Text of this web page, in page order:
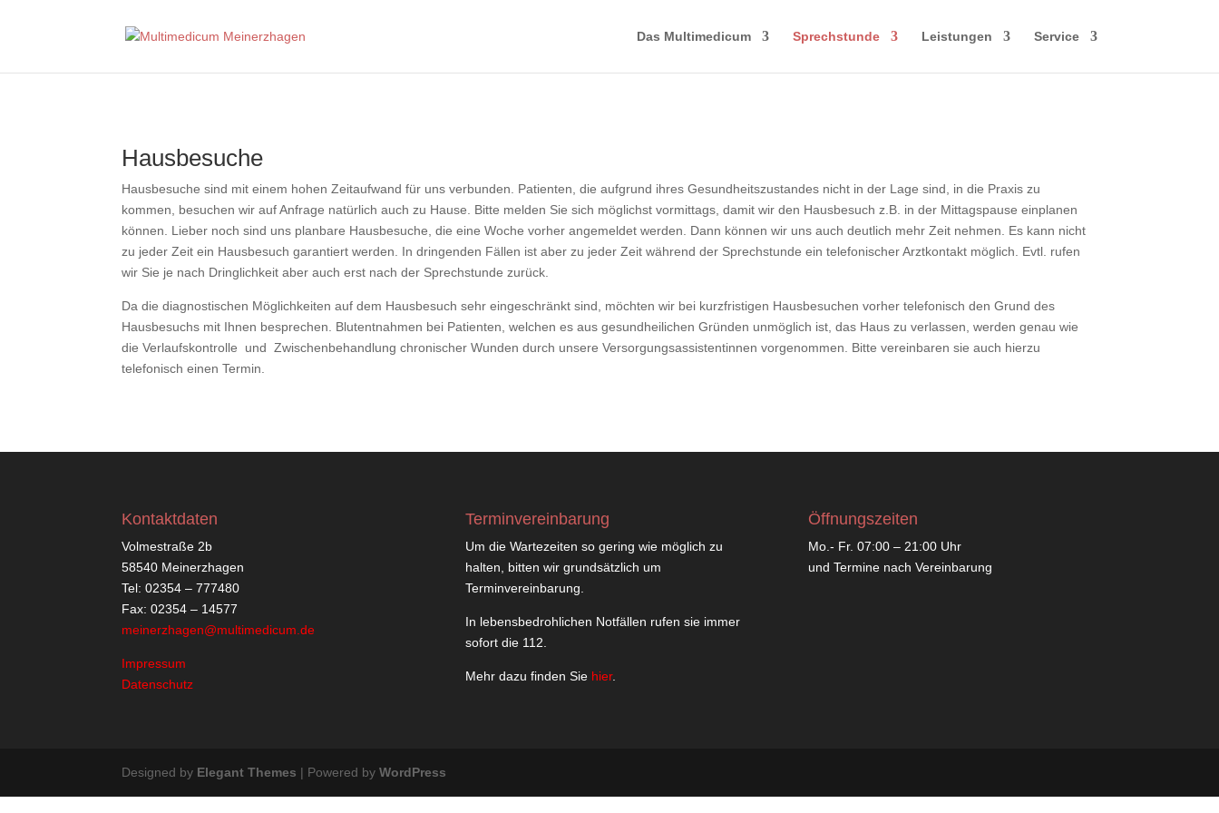
Das Multimedicum Sprechstunde Leistungen Service
Hausbesuche
Hausbesuche sind mit einem hohen Zeitaufwand für uns verbunden. Patienten, die aufgrund ihres Gesundheitszustandes nicht in der Lage sind, in die Praxis zu
kommen, besuchen wir auf Anfrage natürlich auch zu Hause. Bitte melden Sie sich möglichst vormittags, damit wir den Hausbesuch z.B. in der Mittagspause einplanen
können. Lieber noch sind uns planbare Hausbesuche, die eine Woche vorher angemeldet werden. Dann können wir uns auch deutlich mehr Zeit nehmen. Es kann nicht
zu jeder Zeit ein Hausbesuch garantiert werden. In dringenden Fällen ist aber zu jeder Zeit während der Sprechstunde ein telefonischer Arztkontakt möglich. Evtl. rufen
wir Sie je nach Dringlichkeit aber auch erst nach der Sprechstunde zurück.
Da die diagnostischen Möglichkeiten auf dem Hausbesuch sehr eingeschränkt sind, möchten wir bei kurzfristigen Hausbesuchen vorher telefonisch den Grund des
Hausbesuchs mit Ihnen besprechen. Blutentnahmen bei Patienten, welchen es aus gesundheilichen Gründen unmöglich ist, das Haus zu verlassen, werden genau wie
die Verlaufskontrolle und Zwischenbehandlung chronischer Wunden durch unsere Versorgungsassistentinnen vorgenommen. Bitte vereinbaren sie auch hierzu
telefonisch einen Termin.
Kontaktdaten
Volmestraße 2b
58540 Meinerzhagen
Tel: 02354 – 777480
Fax: 02354 – 14577
meinerzhagen@multimedicum.de
Impressum
Datenschutz
Terminvereinbarung
Um die Wartezeiten so gering wie möglich zu
halten, bitten wir grundsätzlich um
Terminvereinbarung.
In lebensbedrohlichen Notfällen rufen sie immer
sofort die 112.
Mehr dazu finden Sie hier.
Öffnungszeiten
Mo.- Fr. 07:00 – 21:00 Uhr
und Termine nach Vereinbarung
Designed by Elegant Themes | Powered byWordPress